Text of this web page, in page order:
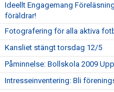
Ideellt Engagemang
föräldrar!
Fotografering för alla aktiva
Kansliet stängt torsdag 12/5
Påminnelse: Bollskola 2009
Intresseinventering: Bli